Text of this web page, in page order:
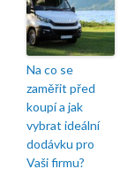
Na co se
zaměřit před
koupí a jak
vybrat ideální
dodávku pro
Vaši firmu?